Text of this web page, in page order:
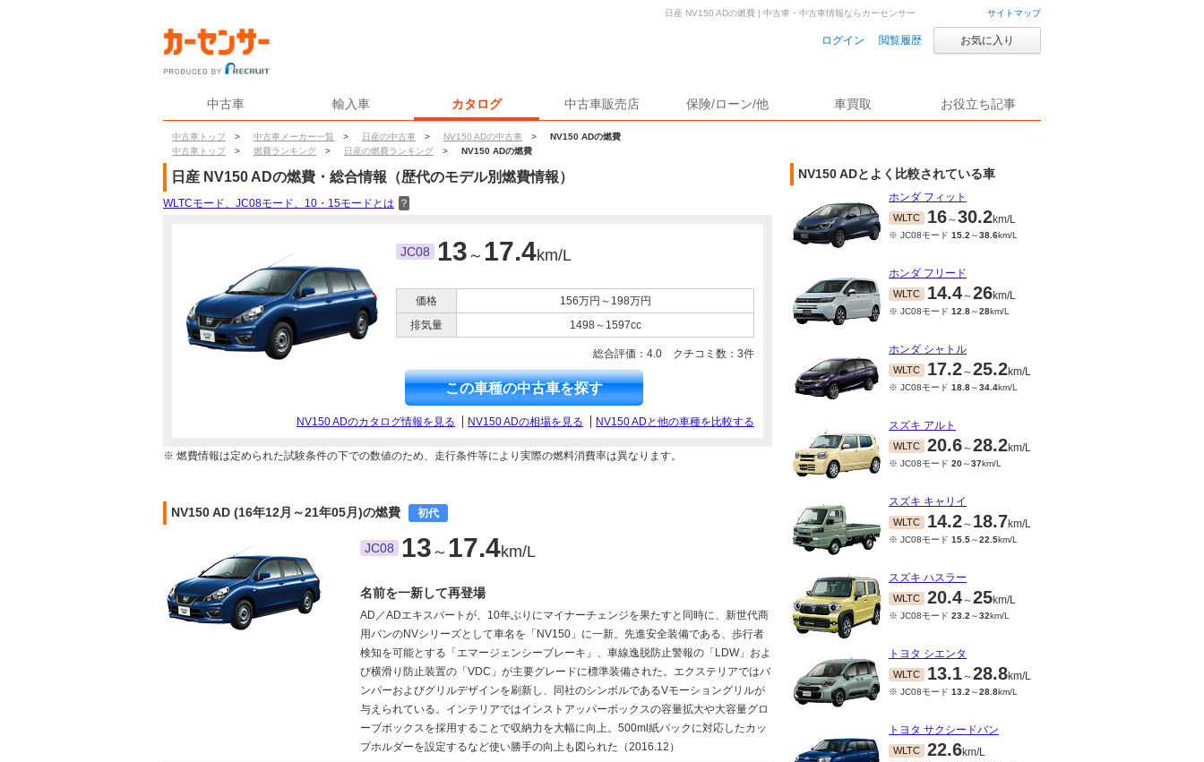
サイトマップ
ログイン 閲覧履歴 お気に入り
中古車 輸入車 カタログ 中古車販売店 保険/ローン/他 車買取 お役立ち記事
中古車トップ > 中古車メーカー一覧 > 日産の中古車 > NV150 ADの中古車 >
NV150 ADの燃費
中古車トップ
> 燃費ランキング > 日産の燃費ランキング > NV150 ADの燃費
日産 NV150 ADの燃費 | 中古車・中古車情報ならカーセンサー
日産 NV150 ADの燃費・総合情報（歴代のモデル別燃費情報）
WLTCモード、JC08モード、10・15モードとは ？
JC08 13 ～ 17.4km/L
価格
156万円～198万円
排気量
1498～1597cc
総合評価： 4.0 クチコミ数： 3件
この車種の中古車を探す
NV150 ADのカタログ情報を見る NV150 ADの相場を見る NV150 ADと他の車種を比較する
※ 燃費情報は定められた試験条件の下での数値のため、走行条件等により実際の燃料消費率は異なります。
NV150 AD (16年12月～21年05月)の燃費 初代
JC08 13 ～ 17.4km/L
名前を一新して再登場
AD／ADエキスパートが、10年ぶりにマイナーチェンジを果たすと同時に、新世代商
用バンのNVシリーズとして車名を「NV150」に一新。先進安全装備である、歩行者
検知を可能とする「エマージェンシーブレーキ」、車線逸脱防止警報の「LDW」およ
び横滑り防止装置の「VDC」が主要グレードに標準装備された。エクステリアではバ
ンパーおよびグリルデザインを刷新し、同社のシンボルであるVモーショングリルが
与えられている。インテリアではインストアッパーボックスの容量拡大や大容量グロ
ーブボックスを採用することで収納力を大幅に向上。500ml紙パックに対応したカッ
プホルダーを設定するなど使い勝手の向上も図られた（2016.12）
NV150 ADとよく比較されている車
ホンダ フィット
WLTC 16～30.2km/L
※ JC08モード 15.2 ～38.6km/L
ホンダ フリード
WLTC 14.4～26km/L
※ JC08モード 12.8～28km/L
ホンダ シャトル
WLTC 17.2～25.2km/L
※ JC08モード 18.8～34.4km/L
スズキ アルト
WLTC 20.6～28.2km/L
※ JC08モード 20～37km/L
スズキ キャリイ
WLTC 14.2～ 18.7km/L
※ JC08モード 15.5～22.5km/L
スズキ ハスラー
WLTC 20.4～25km/L
※ JC08モード 23.2 ～32km/L
トヨタ シエンタ
WLTC 13.1～28.8km/L
※ JC08モード 13.2 ～28.8km/L
トヨタ サクシードバン
WLTC 22.6km/L